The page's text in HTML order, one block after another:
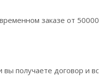
заказе от
получаете договор и